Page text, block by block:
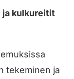
ja kulkureitit
tekeminen ja